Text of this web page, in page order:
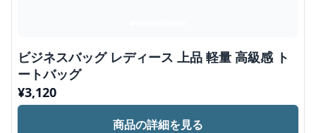
ビジネスバッグ レディース 上品 軽量 高級感 ト
ートバッグ
¥3,120
商品の詳細を見る